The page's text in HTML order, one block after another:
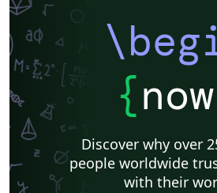
{now
Discover why over
people worldwide
with their